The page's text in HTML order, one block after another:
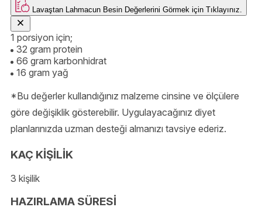
Lavaştan Lahmacun Besin Değerlerini Görmek için Tıklayınız.
1 porsiyon için;
32 gram protein
66 gram karbonhidrat
16 gram yağ
*Bu değerler kullandığınız malzeme cinsine ve ölçülere
göre değişiklik gösterebilir. Uygulayacağınız diyet
planlarınızda uzman desteği almanızı tavsiye ederiz.
KAÇ KİŞİLİK
3 kişilik
HAZIRLAMA SÜRESİ